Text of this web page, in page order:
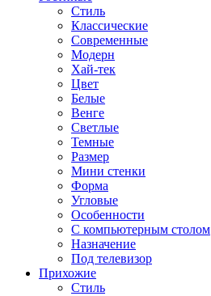
Стиль
Классические
Современные
Модерн
Хай-тек
Цвет
Белые
Венге
Светлые
Темные
Размер
Мини стенки
Форма
Угловые
Особенности
С компьютерным столом
Назначение
Под телевизор
Прихожие
Стиль